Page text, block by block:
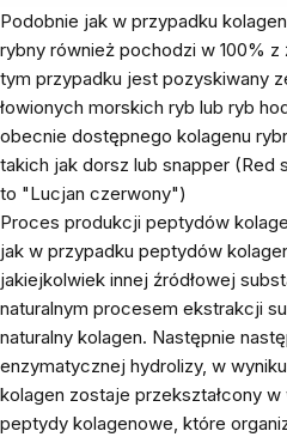
Podobnie jak w przypadku
rybny również pochodzi w 100%
tym przypadku jest pozyskiwany
łowionych morskich ryb lub ryb
obecnie dostępnego kolagenu
takich jak dorsz lub snapper (Red
to "Lucjan czerwony")
Proces produkcji peptydów
jak w przypadku peptydów
jakiejkolwiek innej źródłowej
naturalnym procesem ekstrakcji
naturalny kolagen. Następnie
enzymatycznej hydrolizy, w
kolagen zostaje przekształcony
peptydy kolagenowe, które